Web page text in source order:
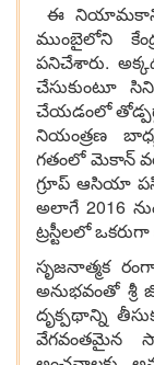
ఈ నియామకానికి
ముంబైలోని
పనిచేశారు.
చేసుకుంటూ
చేయడంలో
నియంత్రణ
గతంలో మెకాన్
గ్రూప్ ఆసియా
అలాగే 2016
ట్రస్టీలలో
సృజనాత్మక
అనుభవంతో
దృక్పథాన్ని
వేగవంతమైన